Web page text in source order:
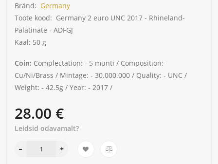
Bränd: Germany
Toote kood: Germany 2 euro UNC 2017 - Rhineland-
Palatinate - ADFGJ
Kaal: 50 g
Coin: Complectation: - 5 münti / Composition: -
Cu/Ni/Brass / Mintage: - 30.000.000 / Quality: - UNC /
Weight: - 42.5g / Year: - 2017 /
28.00 €
Leidsid odavamalt?